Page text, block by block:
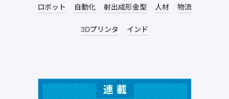
ロボット 自動化 射出成形金型 人材 物流
3Dプリンタ インド